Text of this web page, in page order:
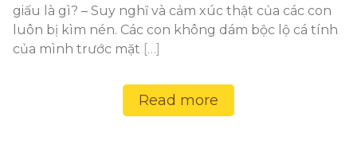
giấu là gì? – Suy nghĩ và cảm xúc thật của các con
luôn bị kìm nén. Các con không dám bộc lộ cá tính
của mình trước mặt […]
Read more